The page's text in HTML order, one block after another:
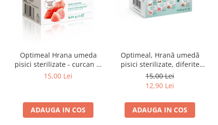
Optimeal Hrana umeda
pisici sterilizate - curcan si
pui in sos, set 3+1,
15,00 Lei
ADAUGA IN COS
Optimeal, Hrană umedă
pisici sterilizate, diferite
arome, (3+1), 0.34kg
15,00 Lei
12,90 Lei
ADAUGA IN COS